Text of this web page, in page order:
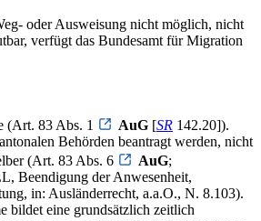
oder Ausweisung nicht möglich, nicht
verfügt das Bundesamt für Migration
(Art. 83 Abs. 1 AuG [SR 142.20]).
Behörden beantragt werden, nicht
(Art. 83 Abs. 6
AuG;
Beendigung der Anwesenheit,
in: Ausländerrecht, a.a.O., N. 8.103).
bildet eine grundsätzlich zeitlich